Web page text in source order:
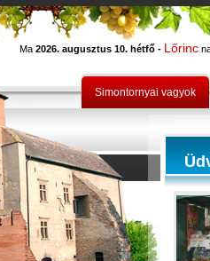
Ma 2026. augusztus 10. hétfő - Lőrinc
Simontornyai vagyok